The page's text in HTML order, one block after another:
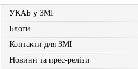
УКАБ у ЗМІ
Блоги
Контакти для ЗМІ
Новини та прес-релізи